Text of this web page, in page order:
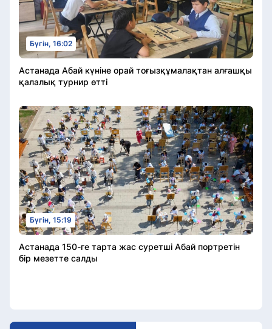
Бүгін, 16:02
Астанада Абай күніне орай тоғызқұмалақтан алғашқы
қалалық турнир өтті
Бүгін, 15:19
Астанада 150-ге тарта жас суретші Абай портретін
бір мезетте салды